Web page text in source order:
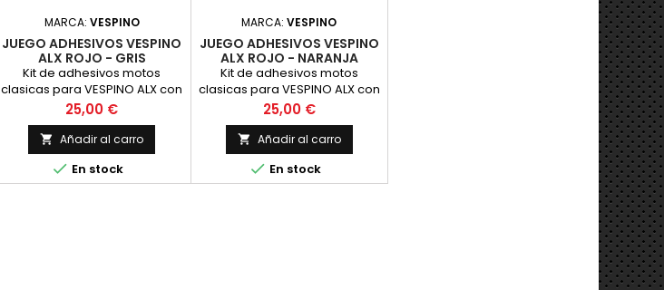
MARCA: VESPINO
JUEGO ADHESIVOS VESPINO
ALX ROJO - GRIS
Kit de adhesivos motos
clasicas para VESPINO ALX con
franjas gruesas rojas y finas
en color gris, LEYENDAS DE ALX
en gris. Juego de Pegatinas
Completo - Vinilo para Moto,
m&aacute;xima Calidad.
Precio
25,00 €
 Añadir al carro
 En stock
MARCA:VESPINO
JUEGO ADHESIVOS VESPINO
ALX ROJO - NARANJA
Kit de adhesivos motos
clasicas para VESPINO ALX con
franjas gruesas rojas y finas
en color naranja, LEYENDAS DE
ALX en naranja. Juego de
Pegatinas Completo - Vinilo
para Moto, m&aacute;xima
Calidad.
Precio
25,00 €
 Añadir al carro
 En stock